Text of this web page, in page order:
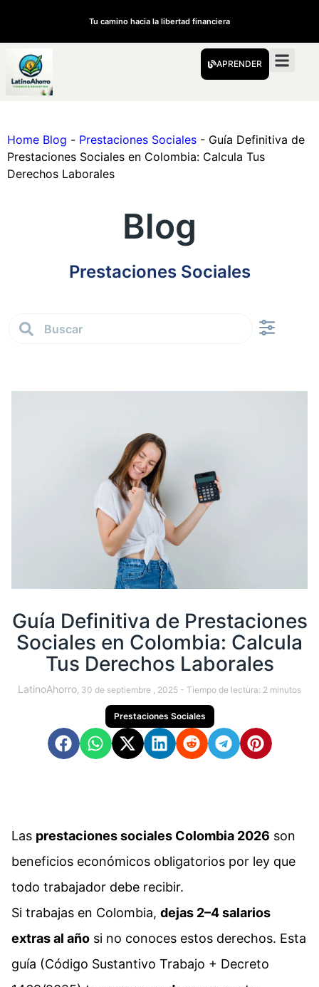
Tu camino hacia la libertad financiera
APRENDER
Home Blog - Prestaciones Sociales - Guía Definitiva de
Prestaciones Sociales en Colombia: Calcula Tus
Derechos Laborales
Blog
Prestaciones Sociales
Guía Definitiva de Prestaciones
Sociales en Colombia: Calcula
Tus Derechos Laborales
LatinoAhorro , 30 de septiembre , 2025 - Tiempo de lectura: 2 minutos
Prestaciones Sociales
Las prestaciones sociales Colombia 2026 son
beneficios económicos obligatorios por ley que
todo trabajador debe recibir.​
Si trabajas en Colombia, dejas 2–4 salarios
extras al año si no conoces estos derechos. Esta
guía (Código Sustantivo Trabajo + Decreto